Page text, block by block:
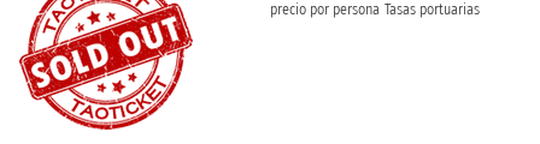
precio por persona Tasas portuarias